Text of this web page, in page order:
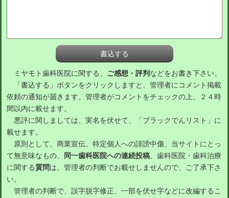
ミヤモト歯科医院に関する、 ご感想・評判 などをお書き下さい。
「書込する」ボタンをクリックしますと、管理者にコメント掲載
依頼の通知が届きます。管理者がコメントをチェックの上、２４時
間以内に載せます。
悪評に関しましては、実名を伏せて、「ブラックでんリスト」に
載せます。
原則として、商業宣伝、特定個人への誹謗中傷、当サイトにとっ
て無意味なもの、
同一歯科医院への連続投稿、歯科医院・歯科治療
に関する質問は、管理者の判断でお載せしませんので、ご了承下さ
い。
管理者の判断で、誤字脱字修正、一部を伏せ字などに改編するこ